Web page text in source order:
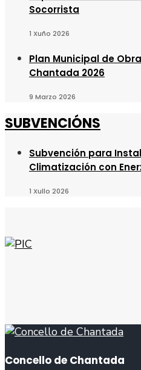
Socorrista
1 Xuño 2026
Plan Municipal de
Chantada 2026
9 Marzo 2026
SUBVENCIÓNS
Subvención para
Climatización con
1 Xullo 2026
Concello de Chantada